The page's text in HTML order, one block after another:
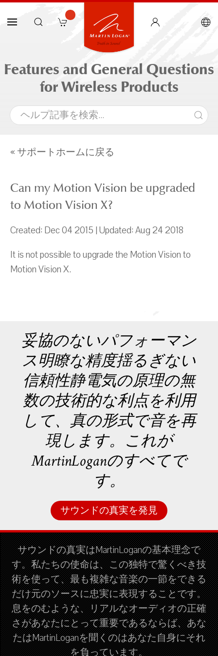
Features and General Questions
for Wireless Products
« サポートホームに戻る
Can my Motion Vision be upgraded
to Motion Vision X?
Created: Dec 04 2015 | Updated: Aug 24 2018
It is not possible to upgrade the Motion Vision to
Motion Vision X.
妥協のないパフォーマン
ス明瞭な精度揺るぎない
信頼性静電気の原理の無
数の技術的な利点を利用
して、真の形式で音を再
現します。これが
MartinLoganのすべてで
す。
サウンドの真実を発見
サウンドの真実はMartinLoganの基本理念で
す。私たちの使命は、この独特で驚くべき技
術を使って、最も複雑な音楽の一節をできる
だけ元のソースに忠実に表現することです。
息をのむような、リアルなオーディオの正確
さがあなたにとって重要であるならば、あな
たはMartinLoganを聞くのはあなた自身にそれ
を負っています。